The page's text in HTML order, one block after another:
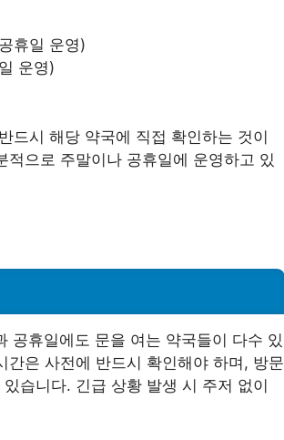
휴일 운영)
운영)
드시 해당 약국에 직접 확인하는 것이
으로 주말이나 공휴일에 운영하고 있
공휴일에도 문을 여는 약국들이 다수 있
은 사전에 반드시 확인해야 하며, 방문
습니다. 긴급 상황 발생 시 주저 없이